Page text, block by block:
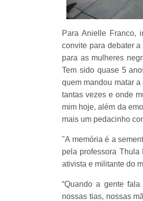
Para Anielle Franco,
convite para debater
para as mulheres
Tem sido quase 5
quem mandou matar
tantas vezes e onde
mim hoje, além da
mais um pedacinho
"A memória é a
pela professora
ativista e militante do
“Quando a gente
nossas tias, nossas